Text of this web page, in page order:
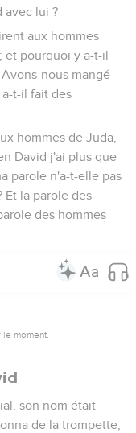
avec lui ?
aux hommes
et pourquoi y a-t-il
nous mangé
t-il fait des
hommes de Juda,
David j'ai plus que
parole n'a-t-elle pas
Et la parole des
des hommes
moment.
son nom était
de la trompette,